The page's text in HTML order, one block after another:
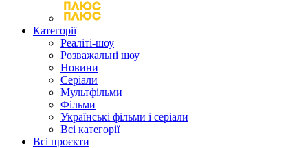
Категорії
Реаліті-шоу
Розважальні шоу
Новини
Серіали
Мультфільми
Фільми
Українські фільми і серіали
Всі категорії
Всі проєкти